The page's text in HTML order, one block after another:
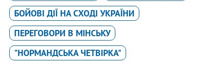
БОЙОВІ ДІЇ НА СХОДІ УКРАЇНИ
ПЕРЕГОВОРИ В МІНСЬКУ
"НОРМАНДСЬКА ЧЕТВІРКА"